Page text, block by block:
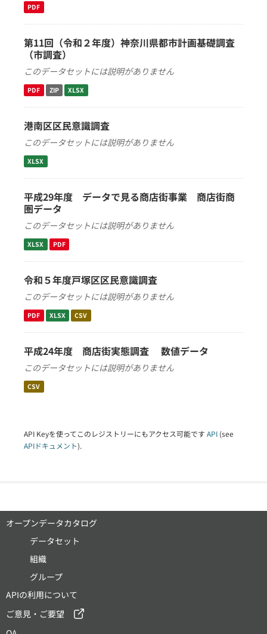
PDF
第11回（令和２年度）神奈川県都市計画基礎調査
（市調査）
このデータセットには説明がありません
PDF ZIP XLSX
港南区区民意識調査
このデータセットには説明がありません
XLSX
平成29年度 データで見る商店街事業 商店街商
圏データ
このデータセットには説明がありません
XLSX PDF
令和５年度戸塚区区民意識調査
このデータセットには説明がありません
PDF XLSX CSV
平成24年度 商店街実態調査 数値データ
このデータセットには説明がありません
CSV
API Keyを使ってこのレジストリーにもアクセス可能です API (see
APIドキュメント).
オープンデータカタログ
データセット
組織
グループ
APIの利用について
ご意見・ご要望